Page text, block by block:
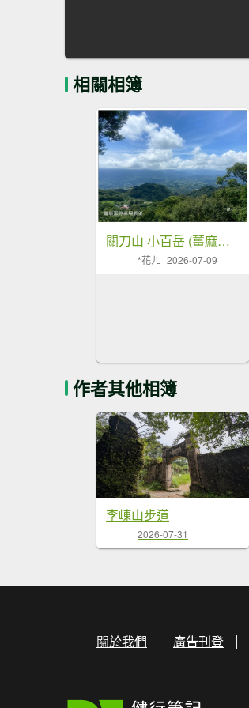
相關相簿
關刀山 小百岳 (薑麻園北入口)
*花ㄦ 2026-07-09
作者其他相簿
李崠山步道
2026-07-31
關於我們 廣告刊登